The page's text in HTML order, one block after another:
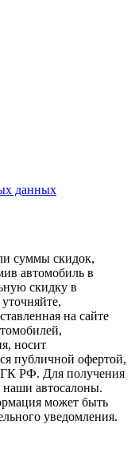
данных
суммы скидок,
автомобиль в
скидку в
на сайте
носит
публичной офертой,
ГК РФ. Для получения
автосалоны.
может быть
уведомления.